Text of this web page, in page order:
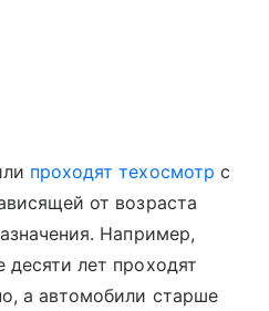
проходят техосмотр с
от возраста
Например,
лет проходят
а автомобили старше